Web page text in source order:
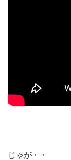
じゃが・・